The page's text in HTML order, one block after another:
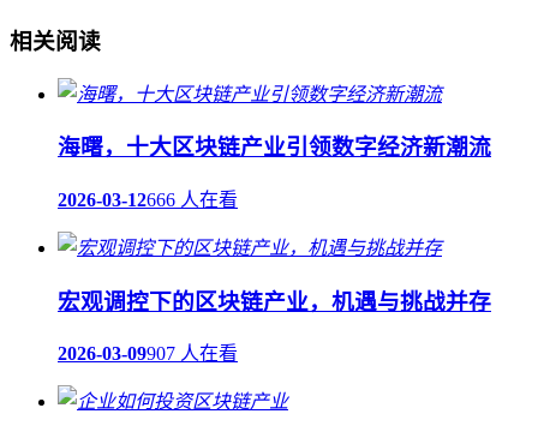
相关阅读
海曙，十大区块链产业引领数字经济新潮流
2026-03-12666 人在看
宏观调控下的区块链产业，机遇与挑战并存
2026-03-09907 人在看